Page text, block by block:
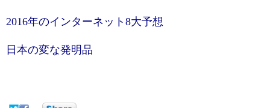
2016年のインターネット8大予想
日本の変な発明品